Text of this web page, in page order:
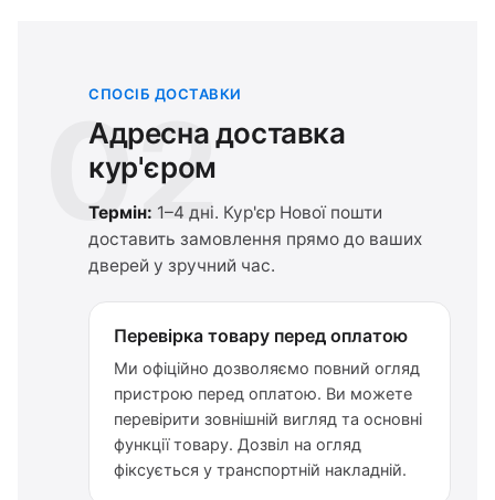
02
СПОСІБ ДОСТАВКИ
Адресна доставка
кур'єром
Термін: 1–4 дні. Кур'єр Нової пошти
доставить замовлення прямо до ваших
дверей у зручний час.
Перевірка товару перед оплатою
Ми офіційно дозволяємо повний огляд
пристрою перед оплатою. Ви можете
перевірити зовнішній вигляд та основні
функції товару. Дозвіл на огляд
фіксується у транспортній накладній.